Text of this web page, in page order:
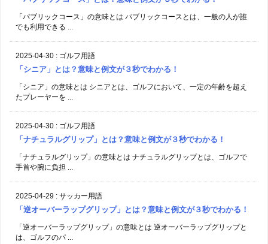
「パブリックコース」の意味とは パブリックコースとは、一般の人が誰
でも利用できる ...
2025-04-30 : ゴルフ用語
「シニア」とは？意味と例文が３秒でわかる！
「シニア」の意味とは シニアとは、ゴルフにおいて、一定の年齢を超え
たプレーヤーを ...
2025-04-30 : ゴルフ用語
「ナチュラルグリップ」とは？意味と例文が３秒でわかる！
「ナチュラルグリップ」の意味とは ナチュラルグリップとは、ゴルフで
手首や腕に負担 ...
2025-04-29 : サッカー用語
「逆オーバーラップグリップ」とは？意味と例文が３秒でわかる！
「逆オーバーラップグリップ」の意味とは 逆オーバーラップグリップと
は、ゴルフのパ ...